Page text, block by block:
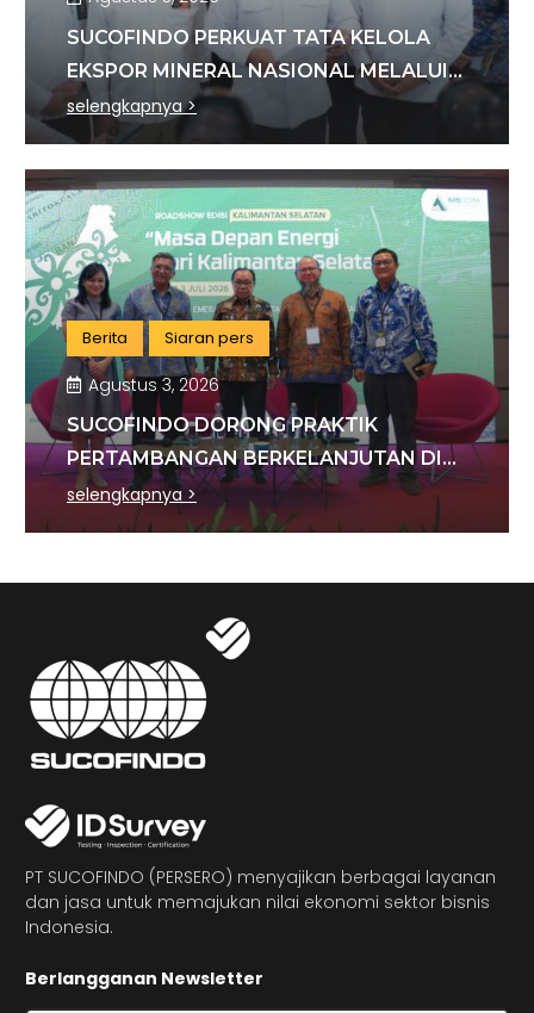
SUCOFINDO PERKUAT TATA KELOLA
EKSPOR MINERAL NASIONAL MELALUI
SINERGI DENGAN KSP DAN DANANTARA
selengkapnya >
Berita Siaran pers
Agustus 3, 2026
SUCOFINDO DORONG PRAKTIK
PERTAMBANGAN BERKELANJUTAN DI
SEKTOR BATU BARA
selengkapnya >
PT SUCOFINDO (PERSERO) menyajikan berbagai layanan
dan jasa untuk memajukan nilai ekonomi sektor bisnis
Indonesia.
Berlangganan Newsletter